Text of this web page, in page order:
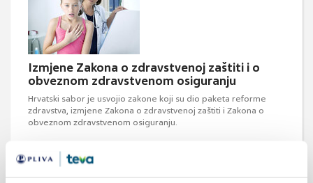
Izmjene Zakona o zdravstvenoj zaštiti i o
obveznom zdravstvenom osiguranju
Hrvatski sabor je usvojio zakone koji su dio paketa reforme
zdravstva, izmjene Zakona o zdravstvenoj zaštiti i Zakona o
obveznom zdravstvenom osiguranju.